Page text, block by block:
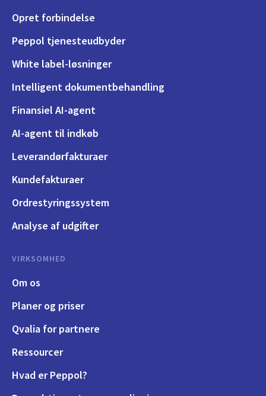
Opret forbindelse
Peppol tjenesteudbyder
White label-løsninger
Intelligent dokumentbehandling
Finansiel AI-agent
AI-agent til indkøb
Leverandørfakturaer
Kundefakturaer
Ordrestyringssystem
Analyse af udgifter
VIRKSOMHED
Om os
Planer og priser
Qvalia for partnere
Ressourcer
Hvad er Peppol?